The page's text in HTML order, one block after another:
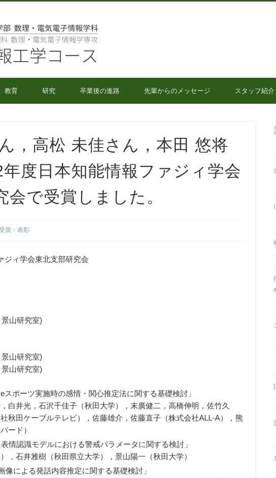
科
教育 研究 卒業後の進路 先輩からのメッセージ スタッフ紹介
，高松 未佳さん，本田 悠将
度日本知能情報ファジィ学会
会で受賞しました。
賞・表彰
ジィ学会東北支部研究会
山研究室)
山研究室)
山研究室)
スポーツ実施時の感情・関心推定法に関する基礎検討」
白井光，石沢千佳子（秋田大学），末廣健二，高橋伸明，佐竹久
秋田ケーブルテレビ），佐藤雄介，佐藤直子（株式会社ALL-A），熊
ード）
情認識モデルにおける警戒パラメータに関する検討」
，石井雅樹（秋田県立大学），景山陽一（秋田大学）
像による発話内容推定に関する基礎検討」